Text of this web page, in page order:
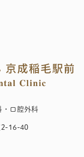
・口腔外科
2-16-40